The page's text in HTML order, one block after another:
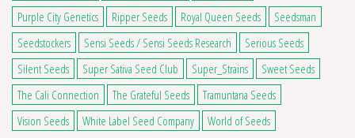
2 avis
Purple City Genetics
Ripper Seeds Royal Queen Seeds
Seedsman
Seedstockers
Sensi Seeds / Sensi Seeds Research
Serious Seeds
Silent Seeds
Super Sativa Seed Club Super_Strains
Sweet Seeds
The Cali Connection
The Grateful Seeds
Tramuntana Seeds
Vision Seeds
White Label Seed Company World of Seeds